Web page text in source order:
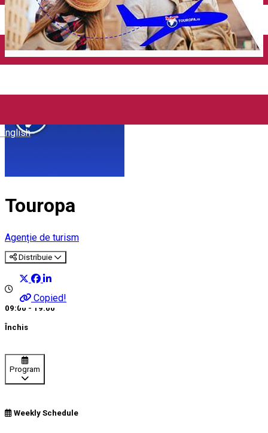
English
Închirieri auto
Închirieri biciclete
Taxi
Încărcare vehicule electrice
Touropa
Agenție de turism
Distribuie
Copied!
09:00 - 19:00
Închis
Program
Weekly Schedule